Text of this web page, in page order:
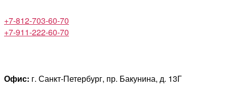
+7-812-703-60-70
+7-911-222-60-70
Офис: г. Санкт-Петербург, пр. Бакунина, д. 13Г